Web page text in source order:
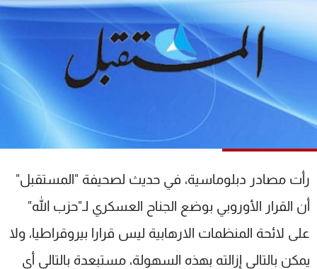
رأت مصادر دبلوماسية، في حديث لصحيفة "المستقبل"
أن القرار الأوروبي بوضع الجناح العسكري لـ"حزب الله"
على لائحة المنظمات الارهابية ليس قرارا بيروقراطيا، ولا
يمكن بالتالي إزالته بهذه السهولة، مستبعدة بالتالي أي
منوعات رياضة
كأس العالم
البرامج
شاهد البرامج
الترددات
عن MTV
الإنـتـاج
لاعلاناتكم
وظائف
تواصل معنا
شروط الإسـتخدام
سياسة الخصوصية